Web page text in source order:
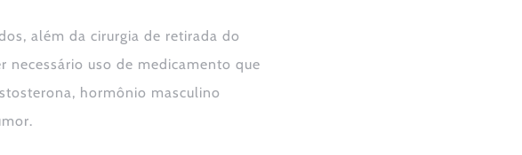
além da cirurgia de retirada do
necessário uso de medicamento que
hormônio masculino